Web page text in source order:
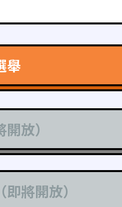
舉
放）
將開放）